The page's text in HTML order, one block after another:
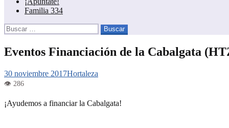
Familia 334
Buscar:
Eventos Financiación de la Cabalgata
30 noviembre 2017Hortaleza
¡Ayudemos a financiar la Cabalgata!